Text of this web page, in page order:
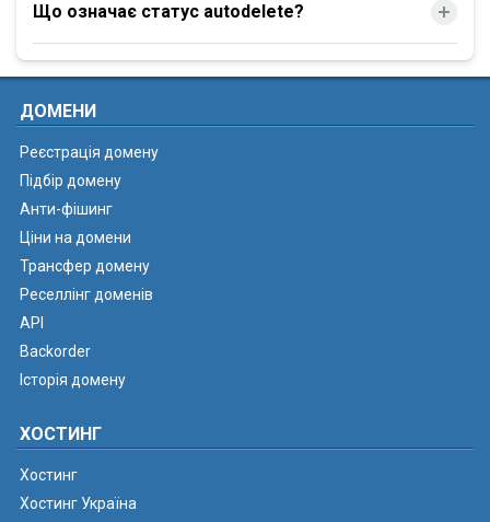
Що означає статус autodelete?
ДОМЕНИ
Реєстрація домену
Підбір домену
Анти-фішинг
Ціни на домени
Трансфер домену
Реселлінг доменів
API
Backorder
Історія домену
ХОСТИНГ
Хостинг
Хостинг Україна